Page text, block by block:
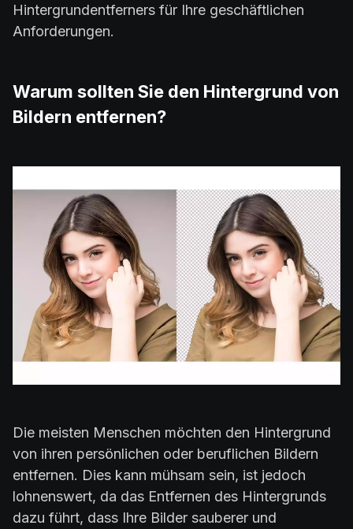
Hintergrundentferners für Ihre geschäftlichen
Anforderungen.
Warum sollten Sie den Hintergrund von
Bildern entfernen?
Die meisten Menschen möchten den Hintergrund
von ihren persönlichen oder beruflichen Bildern
entfernen. Dies kann mühsam sein, ist jedoch
lohnenswert, da das Entfernen des Hintergrunds
dazu führt, dass Ihre Bilder sauberer und